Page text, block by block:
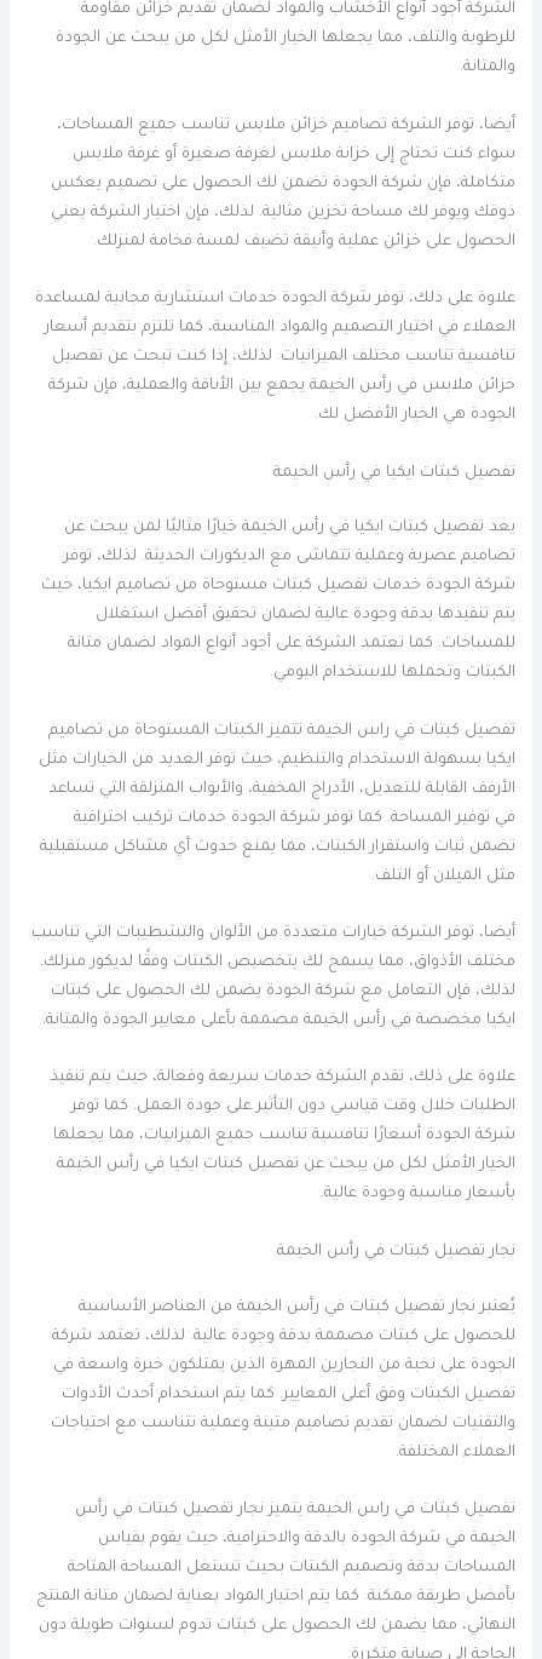
الشركة أجود أنواع الأخشاب والمواد لضمان تقديم خزائن مقاومة
للرطوبة والتلف، مما يجعلها الخيار الأمثل لكل من يبحث عن الجودة
والمتانة.
أيضا، توفر الشركة تصاميم خزائن ملابس تناسب جميع المساحات،
سواء كنت تحتاج إلى خزانة ملابس لغرفة صغيرة أو غرفة ملابس
متكاملة، فإن شركة الجودة تضمن لك الحصول على تصميم يعكس
ذوقك ويوفر لك مساحة تخزين مثالية. لذلك، فإن اختيار الشركة يعني
الحصول على خزائن عملية وأنيقة تضيف لمسة فخامة لمنزلك.
علاوة على ذلك، توفر شركة الجودة خدمات استشارية مجانية لمساعدة
العملاء في اختيار التصميم والمواد المناسبة، كما تلتزم بتقديم أسعار
تنافسية تناسب مختلف الميزانيات. لذلك، إذا كنت تبحث عن تفصيل
خزائن ملابس في رأس الخيمة يجمع بين الأناقة والعملية، فإن شركة
الجودة هي الخيار الأفضل لك.
تفصيل كبتات ايكيا في رأس الخيمة
يعد تفصيل كبتات ايكيا في رأس الخيمة خيارًا مثاليًا لمن يبحث عن
تصاميم عصرية وعملية تتماشى مع الديكورات الحديثة. لذلك، توفر
شركة الجودة خدمات تفصيل كبتات مستوحاة من تصاميم ايكيا، حيث
يتم تنفيذها بدقة وجودة عالية لضمان تحقيق أفضل استغلال
للمساحات. كما تعتمد الشركة على أجود أنواع المواد لضمان متانة
الكبتات وتحملها للاستخدام اليومي.
تفصيل كبتات في راس الخيمة تتميز الكبتات المستوحاة من تصاميم
ايكيا بسهولة الاستخدام والتنظيم، حيث توفر العديد من الخيارات مثل
الأرفف القابلة للتعديل، الأدراج المخفية، والأبواب المنزلقة التي تساعد
في توفير المساحة. كما توفر شركة الجودة خدمات تركيب احترافية
تضمن ثبات واستقرار الكبتات، مما يمنع حدوث أي مشاكل مستقبلية
مثل الميلان أو التلف.
أيضا، توفر الشركة خيارات متعددة من الألوان والتشطيبات التي تناسب
مختلف الأذواق، مما يسمح لك بتخصيص الكبتات وفقًا لديكور منزلك.
لذلك، فإن التعامل مع شركة الجودة يضمن لك الحصول على كبتات
ايكيا مخصصة في رأس الخيمة مصممة بأعلى معايير الجودة والمتانة.
علاوة على ذلك، تقدم الشركة خدمات سريعة وفعالة، حيث يتم تنفيذ
الطلبات خلال وقت قياسي دون التأثير على جودة العمل. كما توفر
شركة الجودة أسعارًا تنافسية تناسب جميع الميزانيات، مما يجعلها
الخيار الأمثل لكل من يبحث عن تفصيل كبتات ايكيا في رأس الخيمة
بأسعار مناسبة وجودة عالية.
نجار تفصيل كبتات في رأس الخيمة
يُعتبر نجار تفصيل كبتات في رأس الخيمة من العناصر الأساسية
للحصول على كبتات مصممة بدقة وجودة عالية. لذلك، تعتمد شركة
الجودة على نخبة من النجارين المهرة الذين يمتلكون خبرة واسعة في
تفصيل الكبتات وفق أعلى المعايير. كما يتم استخدام أحدث الأدوات
والتقنيات لضمان تقديم تصاميم متينة وعملية تتناسب مع احتياجات
العملاء المختلفة.
تفصيل كبتات في راس الخيمة يتميز نجار تفصيل كبتات في رأس
الخيمة في شركة الجودة بالدقة والاحترافية، حيث يقوم بقياس
المساحات بدقة وتصميم الكبتات بحيث تستغل المساحة المتاحة
بأفضل طريقة ممكنة. كما يتم اختيار المواد بعناية لضمان متانة المنتج
النهائي، مما يضمن لك الحصول على كبتات تدوم لسنوات طويلة دون
الحاجة إلى صيانة متكررة.